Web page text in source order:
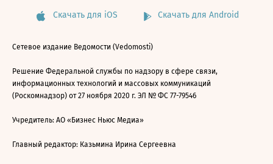
Скачать для iOS Скачать для Android
Сетевое издание Ведомости (Vedomosti)
Решение Федеральной службы по надзору в сфере связи,
информационных технологий и массовых коммуникаций
(Роскомнадзор) от 27 ноября 2020 г. ЭЛ № ФС 77-79546
Учредитель: АО «Бизнес Ньюс Медиа»
Главный редактор: Казьмина Ирина Сергеевна